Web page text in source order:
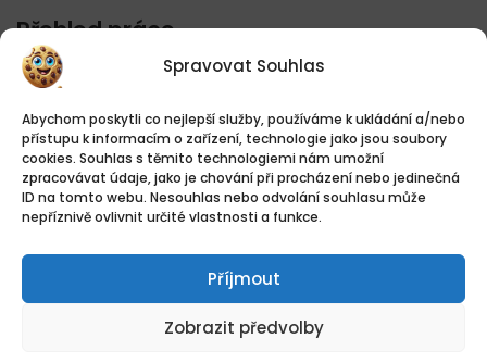
Spravovat Souhlas
Abychom poskytli co nejlepší služby, používáme k ukládání a/nebo
přístupu k informacím o zařízení, technologie jako jsou soubory
cookies. Souhlas s těmito technologiemi nám umožní
zpracovávat údaje, jako je chování při procházení nebo jedinečná
ID na tomto webu. Nesouhlas nebo odvolání souhlasu může
nepříznivě ovlivnit určité vlastnosti a funkce.
Příjmout
Zobrazit předvolby
Přehled práce
Datum zveřejnění
07.08.2026
Umístění
Trong Manh Duong - Husova tř.,
Husova tř., České Budějovice 2,